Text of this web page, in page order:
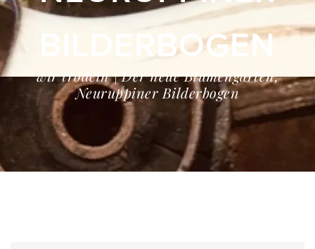
BILDERBOGEN
wir trödeln | Der neue Blumengarten,
Neuruppiner Bilderbogen